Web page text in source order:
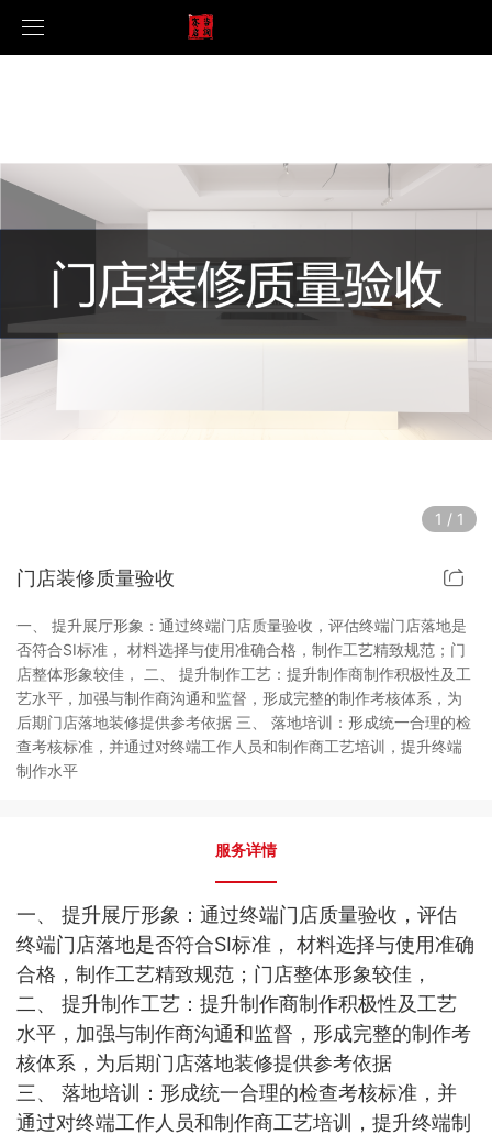
服务项目
门店6S管理咨询
消费者研究
商务政策研究
落地培训
专项定制咨询
公司新闻
合作案例
调研系统
1 / 1
门店装修质量验收
一、 提升展厅形象：通过终端门店质量验收，评估终端门店落地是
否符合SI标准， 材料选择与使用准确合格，制作工艺精致规范；门
店整体形象较佳， 二、 提升制作工艺：提升制作商制作积极性及工
艺水平，加强与制作商沟通和监督，形成完整的制作考核体系，为
后期门店落地装修提供参考依据 三、 落地培训：形成统一合理的检
查考核标准，并通过对终端工作人员和制作商工艺培训，提升终端
制作水平
服务详情
一、
提升展厅形象：通过终端门店质量验收，评估
终端门店落地是否符合SI标准， 材料选择与使用准确
合格，制作工艺精致规范；门店整体形象较佳，
二、 提升制作工艺：提升制作商制作积极性及工艺
水平，加强与制作商沟通和监督，形成完整的制作考
核体系，为后期门店落地装修提供参考依据
三、 落地培训：形成统一合理的检查考核标准，并
通过对终端工作人员和制作商工艺培训，提升终端制